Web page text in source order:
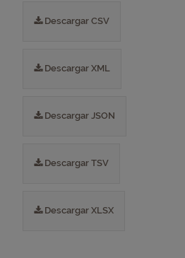
Descargar CSV
Descargar XML
Descargar JSON
Descargar TSV
Descargar XLSX